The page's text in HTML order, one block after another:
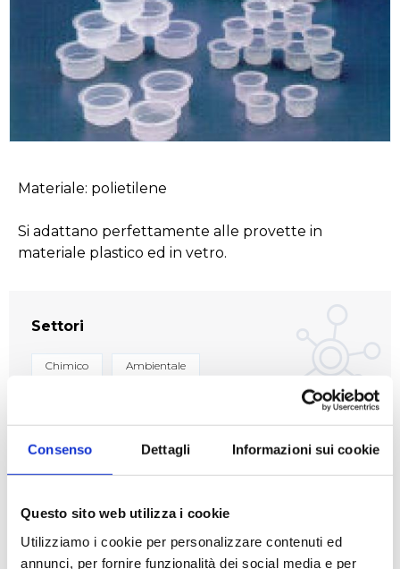
Consenso Dettagli Informazioni sui cookie
Questo sito web utilizza i cookie
Utilizziamo i cookie per personalizzare contenuti ed
annunci, per fornire funzionalità dei social media e per
Materiale: polietilene
Si adattano perfettamente alle provette in
materiale plastico ed in vetro.
Settori
Chimico Ambientale
Applicazioni